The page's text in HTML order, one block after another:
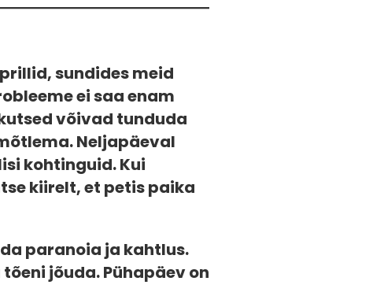
sundides meid
ei saa enam
võivad tunduda
Neljapäeval
kohtinguid. Kui
kiirelt, et petis paika
paranoia ja kahtlus.
jõuda. Pühapäev on